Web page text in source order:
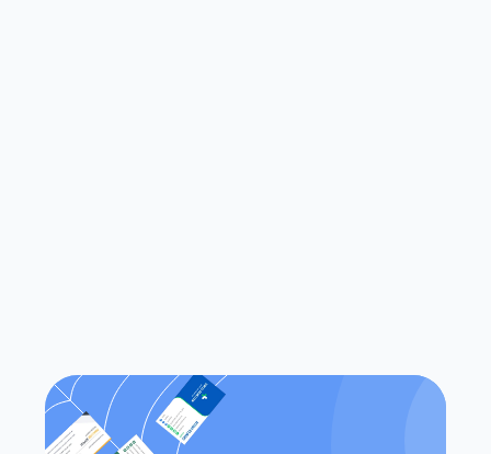
zonder internetverbinding?